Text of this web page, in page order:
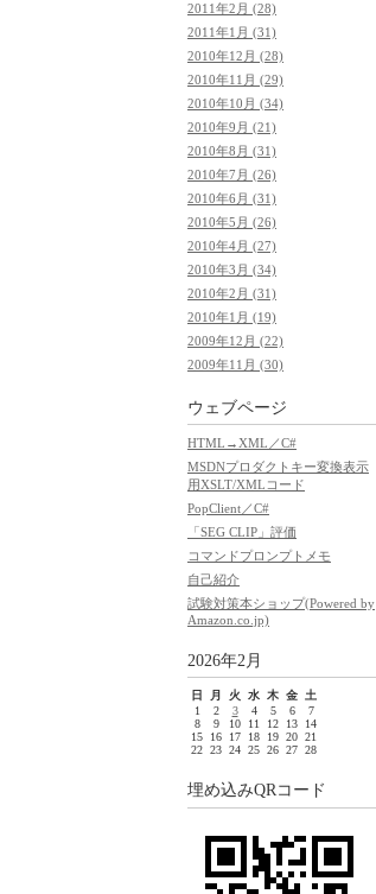
2011年2月 (28)
2011年1月 (31)
2010年12月 (28)
2010年11月 (29)
2010年10月 (34)
2010年9月 (21)
2010年8月 (31)
2010年7月 (26)
2010年6月 (31)
2010年5月 (26)
2010年4月 (27)
2010年3月 (34)
2010年2月 (31)
2010年1月 (19)
2009年12月 (22)
2009年11月 (30)
ウェブページ
HTML→XML／C#
MSDNプロダクトキー変換表示
用XSLT/XMLコード
PopClient／C#
「SEG CLIP」評価
コマンドプロンプトメモ
自己紹介
試験対策本ショップ(Powered by
Amazon.co.jp)
2026年2月
日 月 火 水 木 金 土
1
2 3 4 5 6
7
8
9 10 11 12 13
14
15
16 17 18 19 20 21
22 23 24 25 26 27 28
埋め込みQRコード